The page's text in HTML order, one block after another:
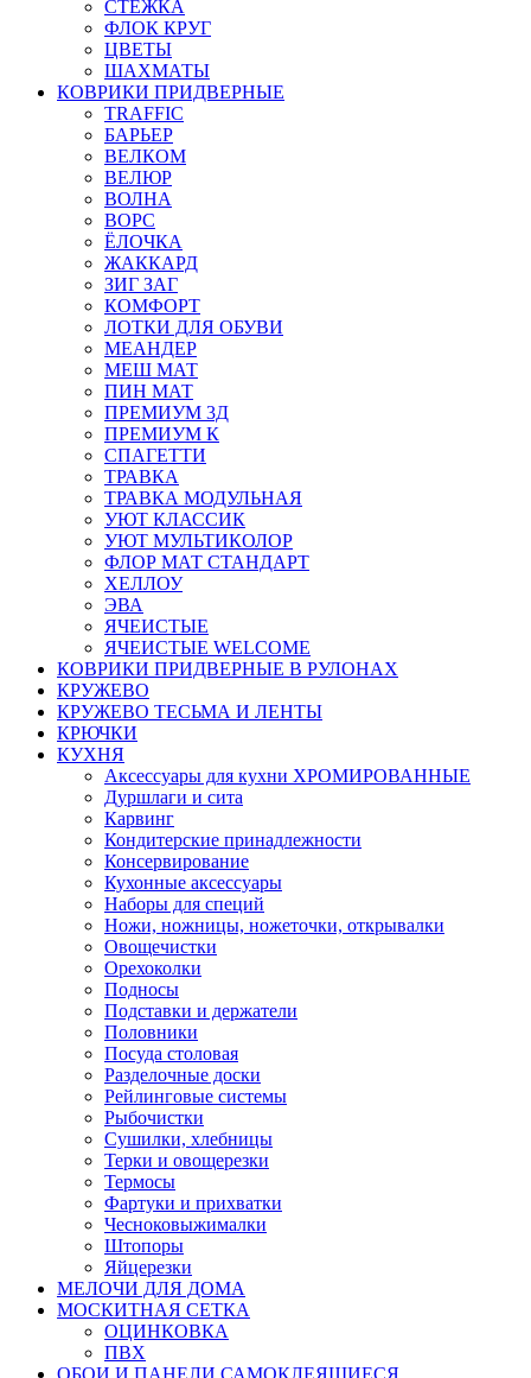
СТЕЖКА
ФЛОК КРУГ
ЦВЕТЫ
ШАХМАТЫ
КОВРИКИ ПРИДВЕРНЫЕ
TRAFFIC
БАРЬЕР
ВЕЛКОМ
ВЕЛЮР
ВОЛНА
ВОРС
ЁЛОЧКА
ЖАККАРД
ЗИГ ЗАГ
КОМФОРТ
ЛОТКИ ДЛЯ ОБУВИ
МЕАНДЕР
МЕШ МАТ
ПИН МАТ
ПРЕМИУМ 3Д
ПРЕМИУМ К
СПАГЕТТИ
ТРАВКА
ТРАВКА МОДУЛЬНАЯ
УЮТ КЛАССИК
УЮТ МУЛЬТИКОЛОР
ФЛОР МАТ СТАНДАРТ
ХЕЛЛОУ
ЭВА
ЯЧЕИСТЫЕ
ЯЧЕИСТЫЕ WELCOME
КОВРИКИ ПРИДВЕРНЫЕ В РУЛОНАХ
КРУЖЕВО
КРУЖЕВО ТЕСЬМА И ЛЕНТЫ
КРЮЧКИ
КУХНЯ
Аксессуары для кухни ХРОМИРОВАННЫЕ
Дуршлаги и сита
Карвинг
Кондитерские принадлежности
Консервирование
Кухонные аксессуары
Наборы для специй
Ножи, ножницы, ножеточки, открывалки
Овощечистки
Орехоколки
Подносы
Подставки и держатели
Половники
Посуда столовая
Разделочные доски
Рейлинговые системы
Рыбочистки
Сушилки, хлебницы
Терки и овощерезки
Термосы
Фартуки и прихватки
Чесноковыжималки
Штопоры
Яйцерезки
МЕЛОЧИ ДЛЯ ДОМА
МОСКИТНАЯ СЕТКА
ОЦИНКОВКА
ПВХ
ОБОИ И ПАНЕЛИ САМОКЛЕЯЩИЕСЯ